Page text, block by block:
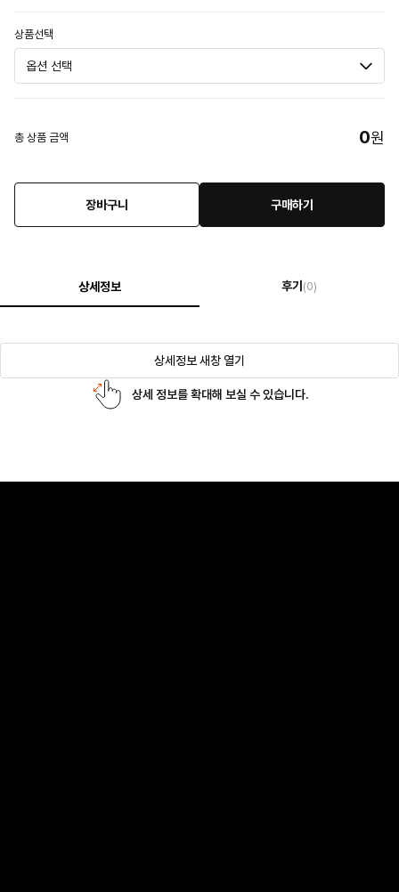
상품선택
총 상품 금액 0원
장바구니 구매하기
상세정보 후기 (0)
상세정보 새창 열기
상세 정보를 확대해 보실 수 있습니다.